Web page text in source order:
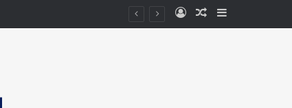
Kayıt OlRastgele Makale